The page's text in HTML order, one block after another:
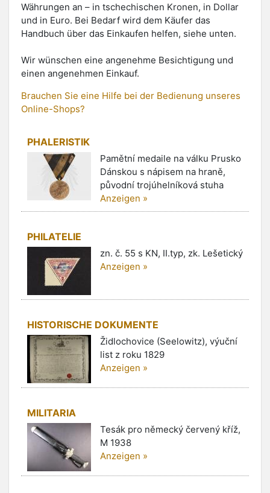
Währungen an – in tschechischen Kronen, in Dollar
und in Euro. Bei Bedarf wird dem Käufer das
Handbuch über das Einkaufen helfen, siehe unten.
Wir wünschen eine angenehme Besichtigung und
einen angenehmen Einkauf.
Brauchen Sie eine Hilfe bei der Bedienung unseres
Online-Shops?
PHALERISTIK
Pamětní medaile na válku Prusko
Dánskou s nápisem na hraně,
původní trojúhelníková stuha
Anzeigen »
PHILATELIE
zn. č. 55 s KN, II.typ, zk. Lešetický
Anzeigen »
HISTORISCHE DOKUMENTE
Židlochovice (Seelowitz), výuční
list z roku 1829
Anzeigen »
MILITARIA
Tesák pro německý červený kříž,
M 1938
Anzeigen »